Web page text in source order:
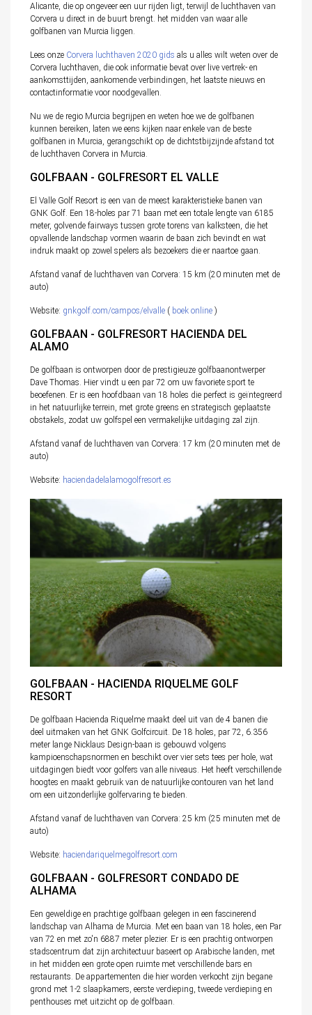
Alicante, die op ongeveer een uur rijden ligt, terwijl de luchthaven van
Corvera u direct in de buurt brengt. het midden van waar alle
golfbanen van Murcia liggen.
Lees onze Corvera luchthaven 2020 gids als u alles wilt weten over de
Corvera luchthaven, die ook informatie bevat over live vertrek- en
aankomsttijden, aankomende verbindingen, het laatste nieuws en
contactinformatie voor noodgevallen.
Nu we de regio Murcia begrijpen en weten hoe we de golfbanen
kunnen bereiken, laten we eens kijken naar enkele van de beste
golfbanen in Murcia, gerangschikt op de dichtstbijzijnde afstand tot
de luchthaven Corvera in Murcia.
GOLFBAAN - GOLFRESORT EL VALLE
El Valle Golf Resort is een van de meest karakteristieke banen van
GNK Golf. Een 18-holes par 71 baan met een totale lengte van 6185
meter, golvende fairways tussen grote torens van kalksteen, die het
opvallende landschap vormen waarin de baan zich bevindt en wat
indruk maakt op zowel spelers als bezoekers die er naartoe gaan.
Afstand vanaf de luchthaven van Corvera: 15 km (20 minuten met de
auto)
Website: gnkgolf.com/campos/elvalle ( boek online )
GOLFBAAN - GOLFRESORT HACIENDA DEL
ALAMO
De golfbaan is ontworpen door de prestigieuze golfbaanontwerper
Dave Thomas. Hier vindt u een par 72 om uw favoriete sport te
beoefenen. Er is een hoofdbaan van 18 holes die perfect is geïntegreerd
in het natuurlijke terrein, met grote greens en strategisch geplaatste
obstakels, zodat uw golfspel een vermakelijke uitdaging zal zijn.
Afstand vanaf de luchthaven van Corvera: 17 km (20 minuten met de
auto)
Website: haciendadelalamogolfresort.es
GOLFBAAN - HACIENDA RIQUELME GOLF
RESORT
De golfbaan Hacienda Riquelme maakt deel uit van de 4 banen die
deel uitmaken van het GNK Golfcircuit. De 18 holes, par 72, 6.356
meter lange Nicklaus Design-baan is gebouwd volgens
kampioenschapsnormen en beschikt over vier sets tees per hole, wat
uitdagingen biedt voor golfers van alle niveaus. Het heeft verschillende
hoogtes en maakt gebruik van de natuurlijke contouren van het land
om een uitzonderlijke golfervaring te bieden.
Afstand vanaf de luchthaven van Corvera: 25 km (25 minuten met de
auto)
Website: haciendariquelmegolfresort.com
GOLFBAAN - GOLFRESORT CONDADO DE
ALHAMA
Een geweldige en prachtige golfbaan gelegen in een fascinerend
landschap van Alhama de Murcia. Met een baan van 18 holes, een Par
van 72 en met zo'n 6887 meter plezier. Er is een prachtig ontworpen
stadscentrum dat zijn architectuur baseert op Arabische landen, met
in het midden een grote open ruimte met verschillende bars en
restaurants. De appartementen die hier worden verkocht zijn begane
grond met 1-2 slaapkamers, eerste verdieping, tweede verdieping en
penthouses met uitzicht op de golfbaan.